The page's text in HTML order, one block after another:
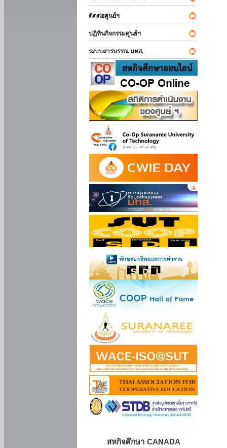
ติดต่อศูนย์ฯ
ปฏิทินกิจกรรมศูนย์ฯ
ระบบสารบรรณ มทส.
สหกิจศึกษา CANADA